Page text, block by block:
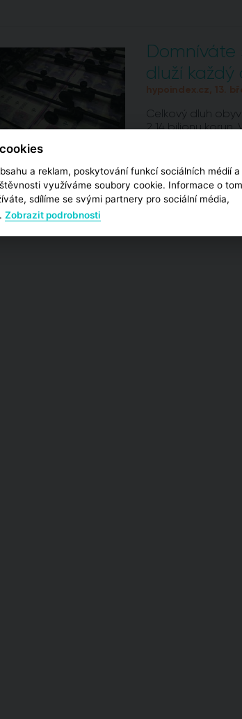
Domníváte
dluží každý
hypoindex.cz, 13.
Celkový dluh
2,14 bilionu
tedy o 177,5
dluhů
Nebankovního
více
a reklam, poskytování funkcí sociálních médií a
využíváme soubory cookie. Informace o
sdílíme se svými partnery pro sociální média,
Zobrazit podrobnosti